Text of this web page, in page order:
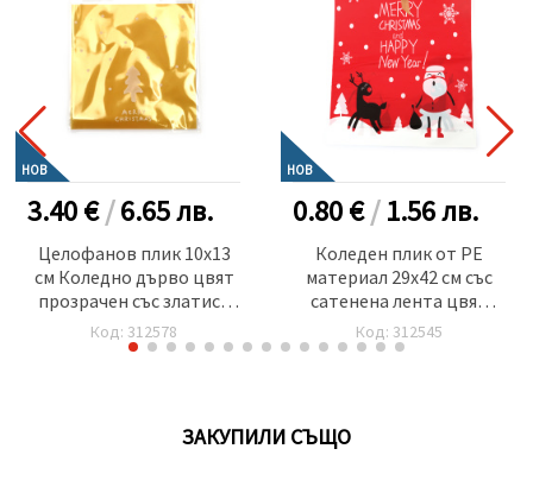
НОВ
3.40 €/6.65лв.
Целофанов плик 10x13
см Коледно дърво цвят
прозрачен със златист
гръб и лепка -100 броя
Код: 312578
НОВ
0.80 €/1.56лв.
Коледен плик от PE
материал 29x42 см със
сатенена лента цвят
червен Merry Christmas
and Happy New Year
Код: 312545
ЗАКУПИЛИ СЪЩО